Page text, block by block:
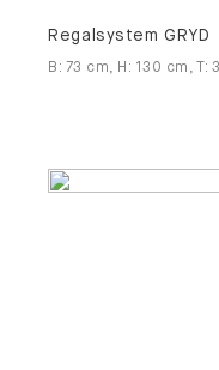
Regalsystem GRYD
B : 73 cm H : 130 cm ,T: